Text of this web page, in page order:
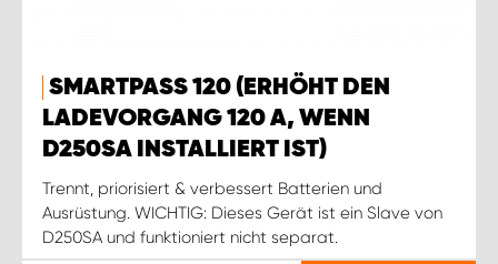
SMARTPASS 120 (ERHÖHT DEN
LADEVORGANG 120 A, WENN
D250SA INSTALLIERT IST)
Trennt, priorisiert & verbessert Batterien und
Ausrüstung. WICHTIG: Dieses Gerät ist ein Slave von
D250SA und funktioniert nicht separat.